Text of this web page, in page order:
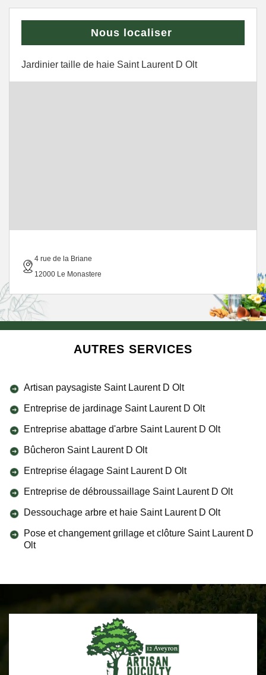
Nous localiser
Jardinier taille de haie Saint Laurent D Olt
4 rue de la Briane
12000 Le Monastere
AUTRES SERVICES
Artisan paysagiste Saint Laurent D Olt
Entreprise de jardinage Saint Laurent D Olt
Entreprise abattage d'arbre Saint Laurent D Olt
Bûcheron Saint Laurent D Olt
Entreprise élagage Saint Laurent D Olt
Entreprise de débroussaillage Saint Laurent D Olt
Dessouchage arbre et haie Saint Laurent D Olt
Pose et changement grillage et clôture Saint Laurent D
Olt